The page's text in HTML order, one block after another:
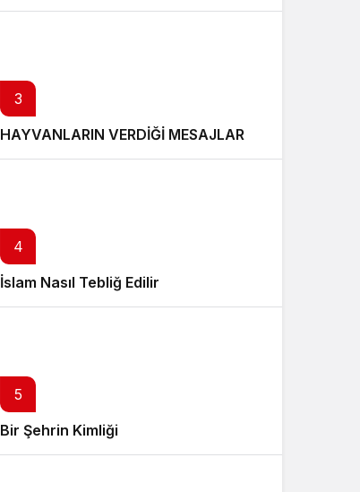
3
HAYVANLARIN VERDİĞİ MESAJLAR
4
İslam Nasıl Tebliğ Edilir
5
Bir Şehrin Kimliği